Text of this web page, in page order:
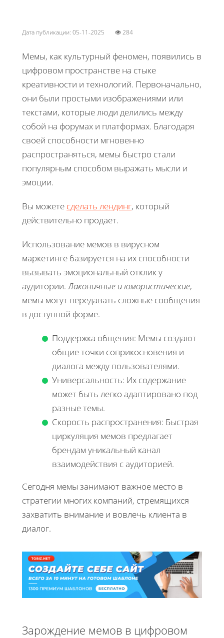
Дата публикации: 05-11-2025 284
Мемы, как культурный феномен, появились в
цифровом пространстве на стыке
креативности и технологий. Первоначально,
они были простыми изображениями или
текстами, которые люди делились между
собой на форумах и платформах. Благодаря
своей способности мгновенно
распространяться, мемы быстро стали
популярным способом выражать мысли и
эмоции.
Вы можете сделать лендинг, который
действительно продает.
Использование мемов в вирусном
маркетинге базируется на их способности
вызывать эмоциональный отклик у
аудитории.Лаконичные и юмористические,
мемы могут передавать сложные сообщения
в доступной форме.
Поддержка общения: Мемы создают
общие точки соприкосновения и
диалога между пользователями.
Универсальность: Их содержание
может быть легко адаптировано под
разные темы.
Скорость распространения: Быстрая
циркуляция мемов предлагает
брендам уникальный канал
взаимодействия с аудиторией.
Сегодня мемы занимают важное место в
стратегии многих компаний, стремящихся
захватить внимание и вовлечь клиента в
диалог.
Зарождение мемов в цифровом